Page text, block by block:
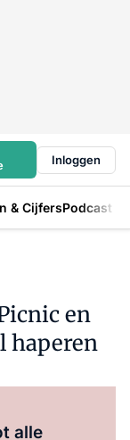
Inloggen
& CijfersPodcast
en
haperen
alle